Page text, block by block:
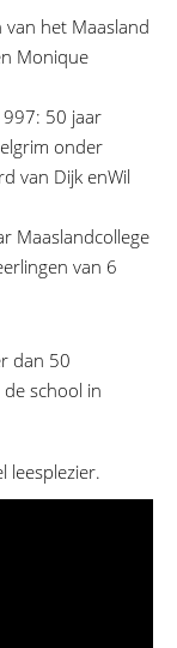
het Maasland
Monique
50 jaar
onder
van Dijk enWil
Maaslandcollege
van 6
dan 50
school in
leesplezier.